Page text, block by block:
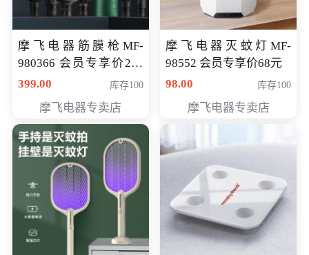
摩飞电器筋膜枪MF-
980366 会员专享价299
元
399.00 库存100
摩飞电器专卖店
摩飞电器灭蚊灯MF-
98552 会员专享价68元
98.00
库存100
摩飞电器专卖店